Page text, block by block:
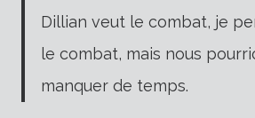
Dillian veut le combat, je
le combat, mais nous
manquer de temps.